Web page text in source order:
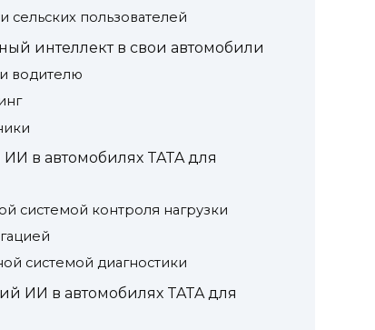
пользователей
интеллект в свои автомобили
водителю
в автомобилях TATA для
системой контроля нагрузки
системой диагностики
ИИ в автомобилях TATA для